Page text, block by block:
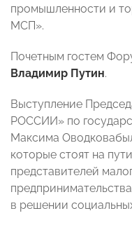
промышленности и
МСП».
Почетным гостем
Владимир Путин.
Выступление
РОССИИ» по
Максима
которые стоят на
представителей
в решении